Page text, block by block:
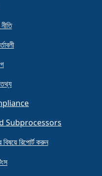
Subprocessors
রিপোর্ট করুন